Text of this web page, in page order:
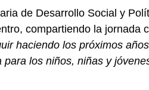
de Desarrollo Social y
compartiendo la jornada
haciendo los próximos
los niños, niñas y